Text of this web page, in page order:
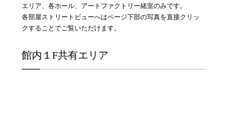
エリア、各ホール、アートファクトリー緒室のみです。
各部屋ストリートビューへはページ下部の写真を直接クリッ
クすることでご覧いただけます。
館内１F共有エリア